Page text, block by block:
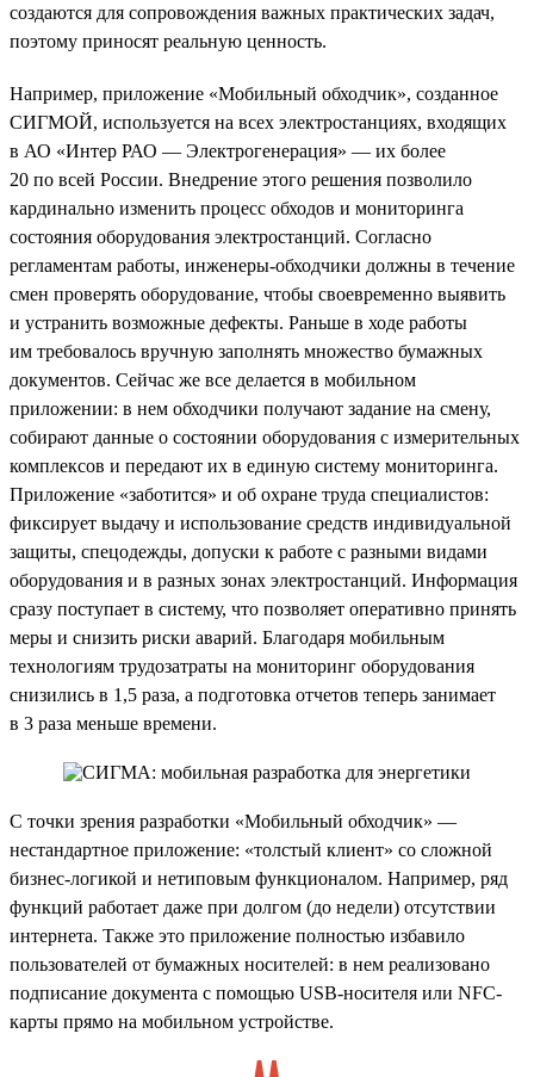
создаются для сопровождения важных практических задач,
поэтому приносят реальную ценность.
Например, приложение «Мобильный обходчик», созданное
СИГМОЙ, используется на всех электростанциях, входящих
в АО «Интер РАО — Электрогенерация» — их более
20 по всей России. Внедрение этого решения позволило
кардинально изменить процесс обходов и мониторинга
состояния оборудования электростанций. Согласно
регламентам работы, инженеры-обходчики должны в течение
смен проверять оборудование, чтобы своевременно выявить
и устранить возможные дефекты. Раньше в ходе работы
им требовалось вручную заполнять множество бумажных
документов. Сейчас же все делается в мобильном
приложении: в нем обходчики получают задание на смену,
собирают данные о состоянии оборудования с измерительных
комплексов и передают их в единую систему мониторинга.
Приложение «заботится» и об охране труда специалистов:
фиксирует выдачу и использование средств индивидуальной
защиты, спецодежды, допуски к работе с разными видами
оборудования и в разных зонах электростанций. Информация
сразу поступает в систему, что позволяет оперативно принять
меры и снизить риски аварий. Благодаря мобильным
технологиям трудозатраты на мониторинг оборудования
снизились в 1,5 раза, а подготовка отчетов теперь занимает
в 3 раза меньше времени.
С точки зрения разработки «Мобильный обходчик» —
нестандартное приложение: «толстый клиент» со сложной
бизнес-логикой и нетиповым функционалом. Например, ряд
функций работает даже при долгом (до недели) отсутствии
интернета. Также это приложение полностью избавило
пользователей от бумажных носителей: в нем реализовано
подписание документа с помощью USB-носителя или NFC-
карты прямо на мобильном устройстве.